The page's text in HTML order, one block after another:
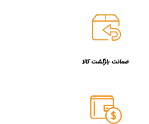
ضمانت بازگشت کالا